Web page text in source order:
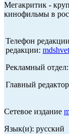
Мегакритик -
кинофильмы в
Телефон
редакции:
Рекламный отдел:
Главный
Сетевое издание
Язык(и): русский